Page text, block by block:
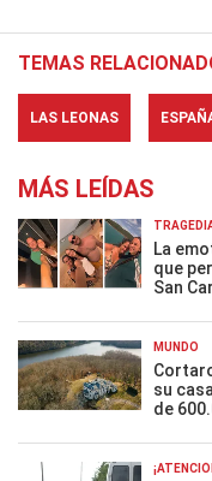
TEMAS
LAS LEONAS
MÁS LEÍDAS
La
que
San
MUNDO
su
de